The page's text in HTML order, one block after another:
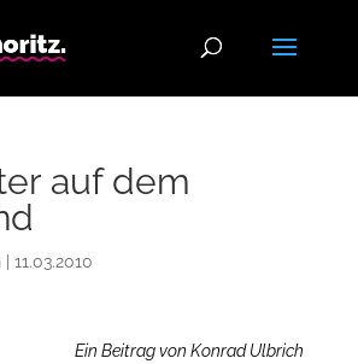
auf dem
| 11.03.2010
Ein Beitrag von Konrad Ulbrich